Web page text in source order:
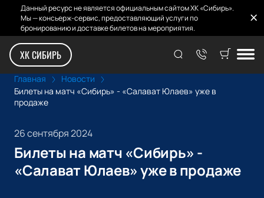
Данный ресурс не является официальным сайтом ХК «Сибирь».
Мы — консьерж-сервис, предоставляющий услуги по
бронированию и доставке билетов на мероприятия.
ХК СИБИРЬ
Главная
Новости
Билеты на матч «Сибирь» - «Салават Юлаев» уже в
продаже
26 сентября 2024
Билеты на матч «Сибирь» -
«Салават Юлаев» уже в продаже